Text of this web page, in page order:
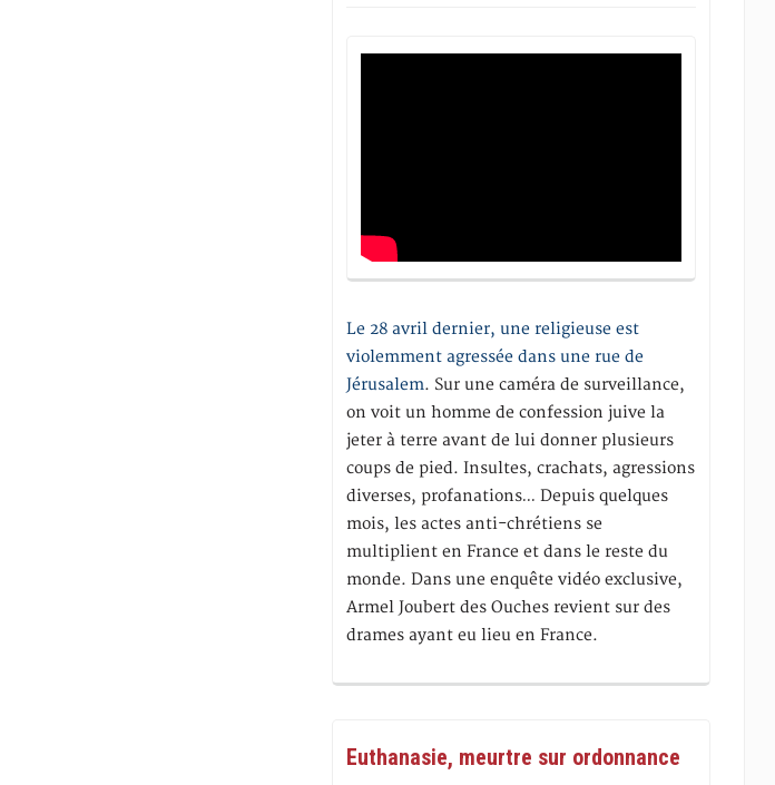
Le 28 avril dernier, une religieuse est
violemment agressée dans une rue de
Jérusalem. Sur une caméra de surveillance,
on voit un homme de confession juive la
jeter à terre avant de lui donner plusieurs
coups de pied. Insultes, crachats, agressions
diverses, profanations… Depuis quelques
mois, les actes anti-chrétiens se
multiplient en France et dans le reste du
monde. Dans une enquête vidéo exclusive,
Armel Joubert des Ouches revient sur des
drames ayant eu lieu en France.
Euthanasie, meurtre sur ordonnance